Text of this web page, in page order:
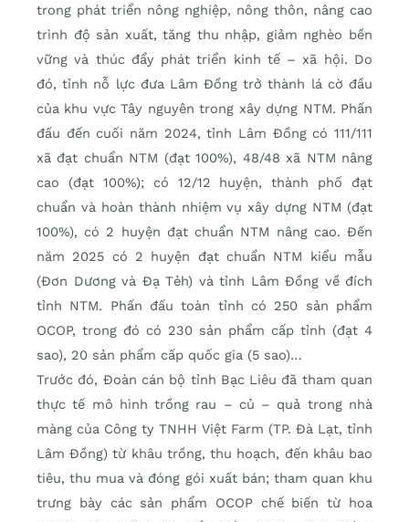
trong phát triển nông nghiệp, nông thôn, nâng cao
trình độ sản xuất, tăng thu nhập, giảm nghèo bền
vững và thúc đẩy phát triển kinh tế – xã hội. Do
đó, tỉnh nỗ lực đưa Lâm Đồng trở thành lá cờ đầu
của khu vực Tây nguyên trong xây dựng NTM. Phấn
đấu đến cuối năm 2024, tỉnh Lâm Đồng có 111/111
xã đạt chuẩn NTM (đạt 100%), 48/48 xã NTM nâng
cao (đạt 100%); có 12/12 huyện, thành phố đạt
chuẩn và hoàn thành nhiệm vụ xây dựng NTM (đạt
100%), có 2 huyện đạt chuẩn NTM nâng cao. Đến
năm 2025 có 2 huyện đạt chuẩn NTM kiểu mẫu
(Đơn Dương và Đạ Tẻh) và tỉnh Lâm Đồng về đích
tỉnh NTM. Phấn đấu toàn tỉnh có 250 sản phẩm
OCOP, trong đó có 230 sản phẩm cấp tỉnh (đạt 4
sao), 20 sản phẩm cấp quốc gia (5 sao)…
Trước đó, Đoàn cán bộ tỉnh Bạc Liêu đã tham quan
thực tế mô hình trồng rau – củ – quả trong nhà
màng của Công ty TNHH Việt Farm (TP. Đà Lạt, tỉnh
Lâm Đồng) từ khâu trồng, thu hoạch, đến khâu bao
tiêu, thu mua và đóng gói xuất bán; tham quan khu
trưng bày các sản phẩm OCOP chế biến từ hoa